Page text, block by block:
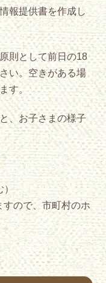
報提供書を作成し
則として前日の18
い。空きがある場
す。
、お子さまの様子
）
ので、市町村のホ